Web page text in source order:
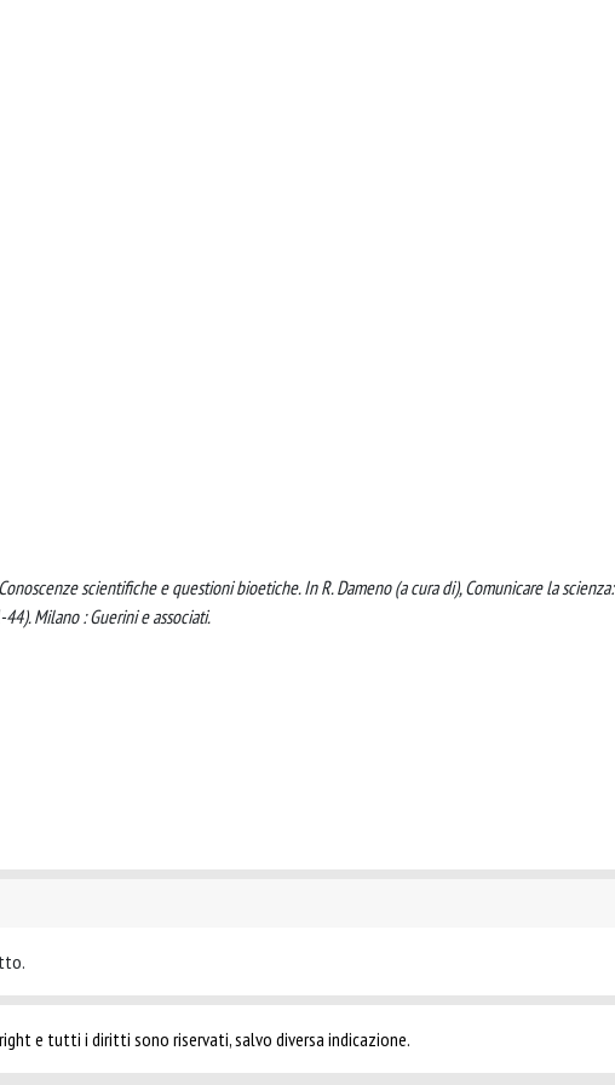
scientifiche e questioni bioetiche. In R. Dameno (a cura di), Comunicare la scienza:
Milano : Guerini e associati.
e tutti i diritti sono riservati, salvo diversa indicazione.